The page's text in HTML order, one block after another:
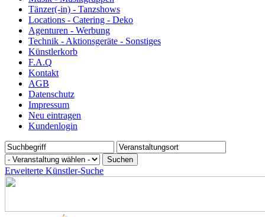
Tänzer(-in) - Tanzshows
Locations - Catering - Deko
Agenturen - Werbung
Technik - Aktionsgeräte - Sonstiges
Künstlerkorb
F.A.Q
Kontakt
AGB
Datenschutz
Impressum
Neu eintragen
Kundenlogin
Erweiterte Künstler-Suche